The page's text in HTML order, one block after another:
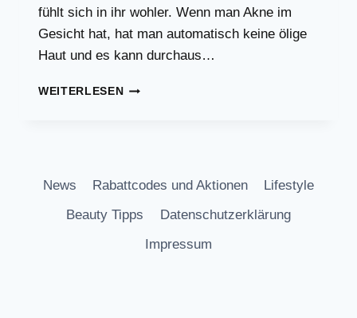
fühlt sich in ihr wohler. Wenn man Akne im
Gesicht hat, hat man automatisch keine ölige
Haut und es kann durchaus…
WEITERLESENDAS
News Rabattcodes und Aktionen
Lifestyle
Beauty Tipps
Datenschutzerklärung
Impressum